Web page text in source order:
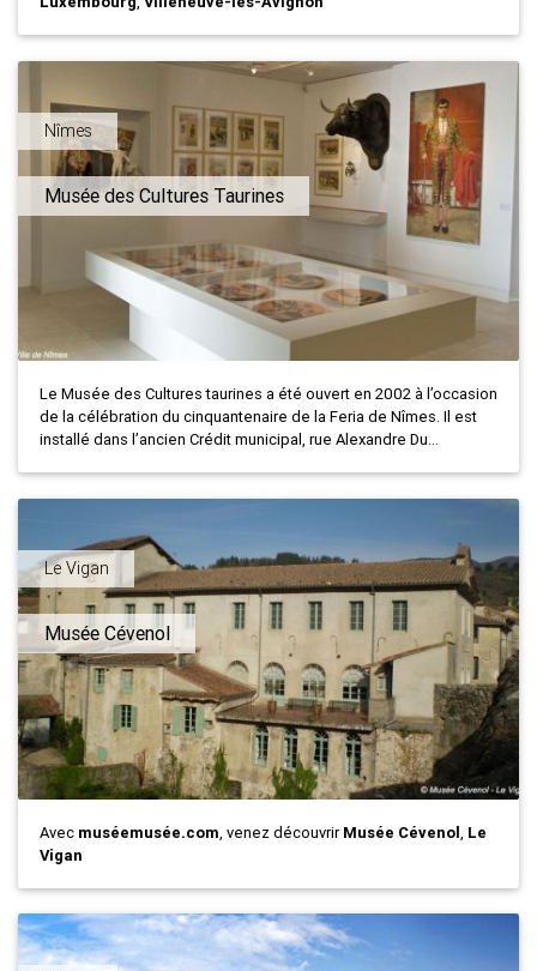
Nîmes
Musée des Cultures Taurines
Le Musée des Cultures taurines a été ouvert en 2002 à l’occasion
de la célébration du cinquantenaire de la Feria de Nîmes. Il est
installé dans l’ancien Crédit municipal, rue Alexandre Du...
Le Vigan
Musée Cévenol
Avec muséemusée.com, venez découvrirMusée Cévenol, Le
Vigan